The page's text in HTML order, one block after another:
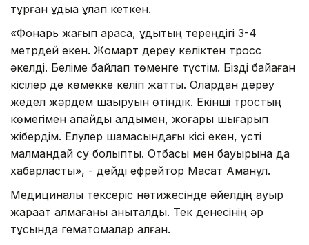
тұрған құдыққа құлап кеткен.
«Фонарь жағып қарасақ, құдықтың тереңдігі 3-4
метрдей екен. Жомарт дереу көліктен тросс
әкелді. Беліме байлап төменге түстім. Бізді байқаған
кісілер де көмекке келіп жатты. Олардан дереу
жедел жәрдем шақыруын өтіндік. Екінші тростың
көмегімен апайды алдымен, жоғары шығарып
жібердім. Елулер шамасындағы кісі екен, үсті
малмандай су болыпты. Отбасы мен бауырына да
хабарластық», - дейді ефрейтор Мақсат Аманқұл.
Медициналық тексеріс нәтижесінде әйелдің ауыр
жарақат алмағаны анықталды. Тек денесінің әр
тұсында гематомалар қалған.